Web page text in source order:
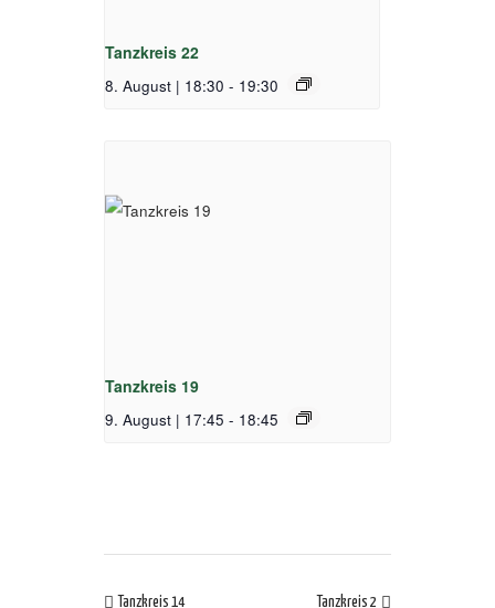
Tanzkreis 22
8. August | 18:30 - 19:30
Tanzkreis 19
9. August | 17:45 - 18:45
Tanzkreis 14 Tanzkreis 2